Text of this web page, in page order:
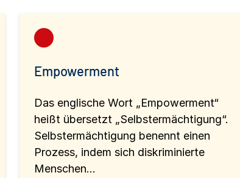
Empowerment
Das englische Wort „Empowerment“
heißt übersetzt „Selbstermächtigung“.
Selbstermächtigung benennt einen
Prozess, indem sich diskriminierte
Menschen...